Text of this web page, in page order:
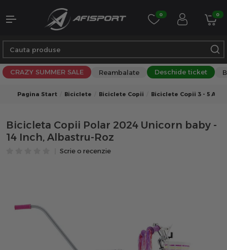
0 0
CRAZY SUMMER SALE Reambalate Deschide ticket
Pagina Start Biciclete Biciclete Copii Biciclete Copii 3 - 5 Ani
Bicicleta Copii Polar 2024 Unicorn baby -
14 Inch, Albastru-Roz
Scrie o recenzie